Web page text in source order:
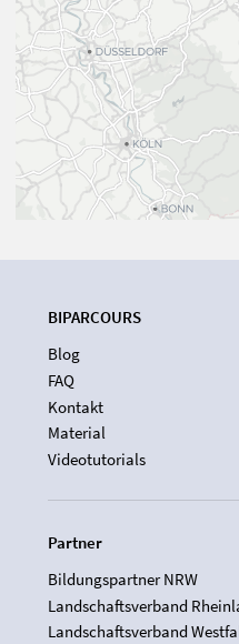
BIPARCOURS
Blog
FAQ
Kontakt
Material
Videotutorials
Partner
Bildungspartner NRW
Landschaftsverband
Landschaftsverband